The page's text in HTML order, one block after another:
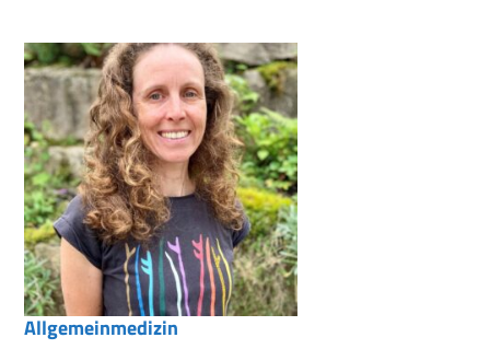
Allgemeinmedizin